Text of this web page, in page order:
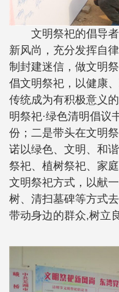
文明祭祀的倡导
新风尚，充分发挥自
制封建迷信，做文明
倡文明祭祀，以健康
传统成为有积极意义
明祭祀·绿色清明倡议
份；二是带头在文明
诺以绿色、文明、和
祭祀、植树祭祀、家
文明祭祀方式，以献
树、清扫墓碑等方式
带动身边的群众,树立